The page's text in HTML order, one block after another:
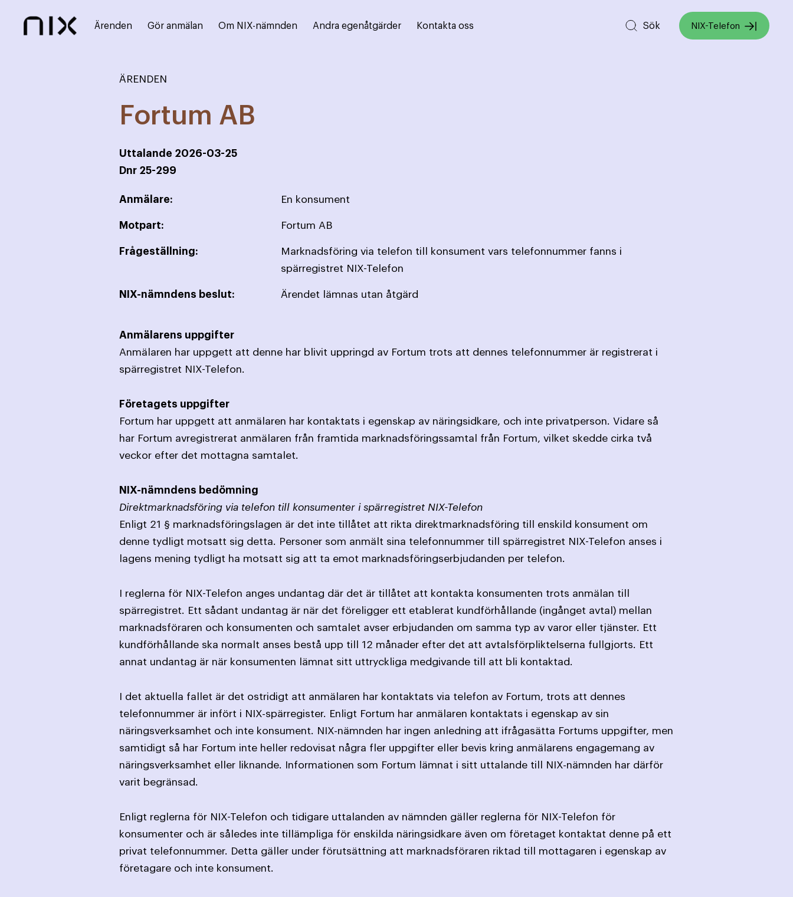
Ärenden Gör anmälan Om NIX-nämnden Andra egenåtgärder Kontakta oss Sök NIX-Telefon
ÄRENDEN
Fortum AB
Uttalande 2026-03-25
Dnr 25-299
Anmälare: En konsument
Motpart: Fortum AB
Frågeställning:
Marknadsföring via telefon till konsument vars telefonnummer fanns i
spärregistret NIX-Telefon
NIX-nämndens beslut: Ärendet lämnas utan åtgärd
Anmälarens uppgifter
Anmälaren har uppgett att denne har blivit uppringd av Fortum trots att dennes telefonnummer är registrerat i
spärregistret NIX-Telefon.
Företagets uppgifter
Fortum har uppgett att anmälaren har kontaktats i egenskap av näringsidkare, och inte privatperson. Vidare så
har Fortum avregistrerat anmälaren från framtida marknadsföringssamtal från Fortum, vilket skedde cirka två
veckor efter det mottagna samtalet.
NIX-nämndens bedömning
Direktmarknadsföring via telefon till konsumenter i spärregistret NIX-Telefon
Enligt 21 § marknadsföringslagen är det inte tillåtet att rikta direktmarknadsföring till enskild konsument om
denne tydligt motsatt sig detta. Personer som anmält sina telefonnummer till spärregistret NIX-Telefon anses i
lagens mening tydligt ha motsatt sig att ta emot marknadsföringserbjudanden per telefon.
I reglerna för NIX-Telefon anges undantag där det är tillåtet att kontakta konsumenten trots anmälan till
spärregistret. Ett sådant undantag är när det föreligger ett etablerat kundförhållande (ingånget avtal) mellan
marknadsföraren och konsumenten och samtalet avser erbjudanden om samma typ av varor eller tjänster. Ett
kundförhållande ska normalt anses bestå upp till 12 månader efter det att avtalsförpliktelserna fullgjorts. Ett
annat undantag är när konsumenten lämnat sitt uttryckliga medgivande till att bli kontaktad.
I det aktuella fallet är det ostridigt att anmälaren har kontaktats via telefon av Fortum, trots att dennes
telefonnummer är infört i NIX-spärregister. Enligt Fortum har anmälaren kontaktats i egenskap av sin
näringsverksamhet och inte konsument. NIX-nämnden har ingen anledning att ifrågasätta Fortums uppgifter, men
samtidigt så har Fortum inte heller redovisat några fler uppgifter eller bevis kring anmälarens engagemang av
näringsverksamhet eller liknande. Informationen som Fortum lämnat i sitt uttalande till NIX-nämnden har därför
varit begränsad.
Enligt reglerna för NIX-Telefon och tidigare uttalanden av nämnden gäller reglerna för NIX-Telefon för
konsumenter och är således inte tillämpliga för enskilda näringsidkare även om företaget kontaktat denne på ett
privat telefonnummer. Detta gäller under förutsättning att marknadsföraren riktad till mottagaren i egenskap av
företagare och inte konsument.